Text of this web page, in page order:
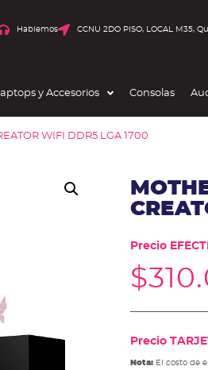
Hablemos CCNU 2DO PISO, LOCAL M35,
y Accesorios Consolas
WIFI DDR5 LGA 1700
Precio
$
Precio
Nota:El costo de